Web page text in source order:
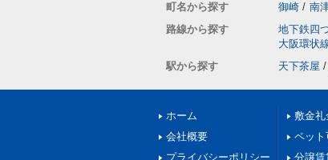
町名から探す
御崎 / 南
路線から探す
地下鉄四
大阪環状
駅から探す
天下茶屋 /
ホーム
会社概要
プライバシーポリシー
敷金礼
ペット
分譲賃